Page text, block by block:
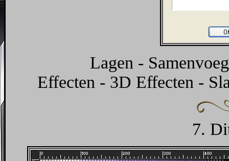
Lagen -
Effecten - 3D Effecten -
7.